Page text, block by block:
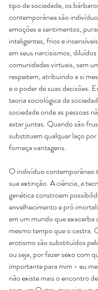
tipo de sociedade, os
contemporânea são
emoções e sentimentos,
inteligentes, frios e
em seus narcisismos,
comunidades virtuais, sem
respeitem, atribuindo a si
e o poder de suas decisões.
teoria sociológica da
sociedade onde as pessoas
estar juntas. Quando são
substituem qualquer laço
forneça vantagens.
O indivíduo contemporâneo
sua extinção. A ciência, a
genética constroem
envelhecimento e pró
em um mundo que exacerba
mesmo tempo que o castra.
erotismo são substituídos
ou seja, por fazer sexo com
importante para mim - eu
não existe mais o encontro